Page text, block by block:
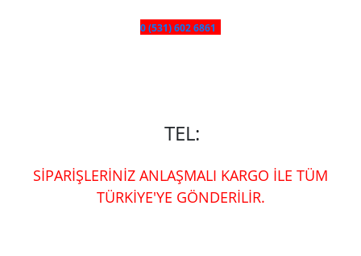
0 (531) 602 6861
TEL:
SİPARİŞLERİNİZ ANLAŞMALI KARGO İLE TÜM
TÜRKİYE'YE GÖNDERİLİR.